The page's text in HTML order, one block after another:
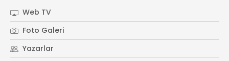
Web TV
Foto Galeri
Yazarlar